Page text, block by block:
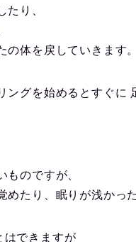
たり、
の体を戻していきます。
ングを始めるとすぐに
ものですが、
たり、眠りが浅かった
はできますが